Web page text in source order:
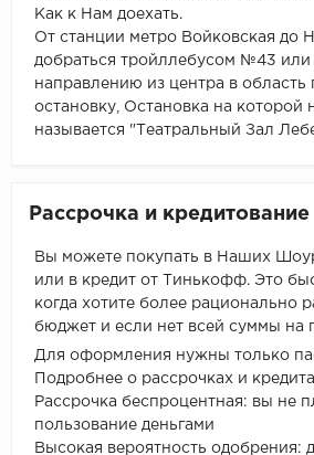
Как к Нам доехать.
От станции метро Войковская до
добраться тройллебусом №43
направлению из центра в область
остановку, Остановка на которой
называется "Театральный Зал
Рассрочка и кредитование
Вы можете покупать в Наших
или в кредит от Тинькофф. Это
когда хотите более рационально
бюджет и если нет всей суммы на
Для оформления нужны только
Подробнее о рассрочках и
Рассрочка беспроцентная: вы не
пользование деньгами
Высокая вероятность одобрения: